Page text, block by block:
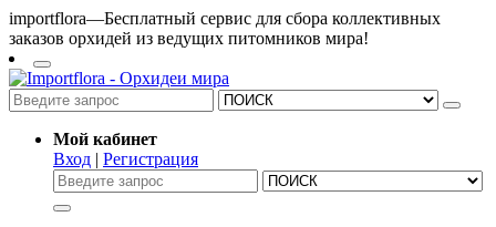
importflora—Бесплатный сервис для сбора коллективных
заказов орхидей из ведущих питомников мира!
Мой кабинет
Вход | Регистрация